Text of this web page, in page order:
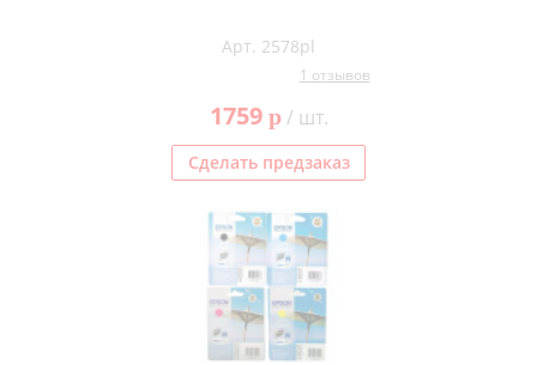
Арт. 2578pl
1 отзывов
1759 p/ шт.
Сделать предзаказ